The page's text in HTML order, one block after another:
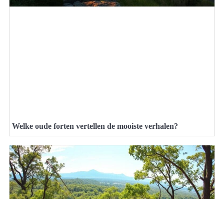
Welke oude forten vertellen de mooiste verhalen?